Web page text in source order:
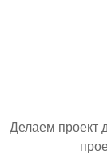
Делаем проект